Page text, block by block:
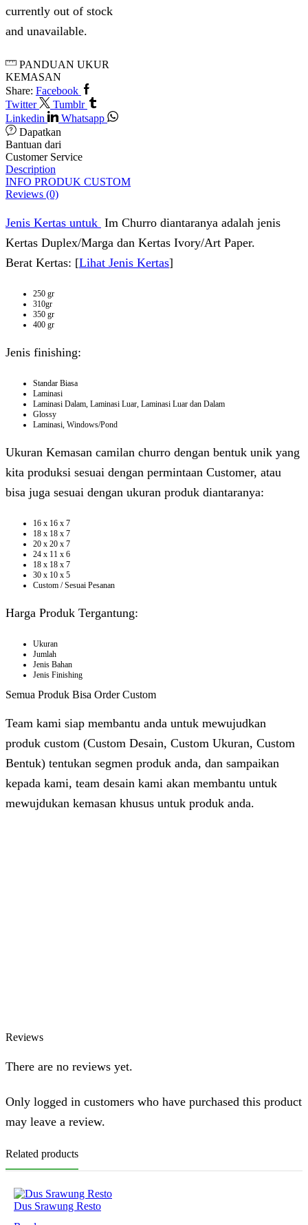
currently out of stock
and unavailable.
PANDUAN UKUR
KEMASAN
Share: Facebook
Twitter
Tumblr
Linkedin
Whatsapp
Dapatkan
Bantuan dari
Customer Service
Description
INFO PRODUK CUSTOM
Reviews (0)
Jenis Kertas untuk Im Churro diantaranya adalah jenis
Kertas Duplex/Marga dan Kertas Ivory/Art Paper.
Berat Kertas: [Lihat Jenis Kertas]
250 gr
310gr
350 gr
400 gr
Jenis finishing:
Standar Biasa
Laminasi
Laminasi Dalam, Laminasi Luar, Laminasi Luar dan Dalam
Glossy
Laminasi, Windows/Pond
Ukuran Kemasan camilan churro dengan bentuk unik yang
kita produksi sesuai dengan permintaan Customer, atau
bisa juga sesuai dengan ukuran produk diantaranya:
16 x 16 x 7
18 x 18 x 7
20 x 20 x 7
24 x 11 x 6
18 x 18 x 7
30 x 10 x 5
Custom / Sesuai Pesanan
Harga Produk Tergantung:
Ukuran
Jumlah
Jenis Bahan
Jenis Finishing
Semua Produk Bisa Order Custom
Team kami siap membantu anda untuk mewujudkan
produk custom (Custom Desain, Custom Ukuran, Custom
Bentuk) tentukan segmen produk anda, dan sampaikan
kepada kami, team desain kami akan membantu untuk
mewujdukan kemasan khusus untuk produk anda.
Reviews
There are no reviews yet.
Only logged in customers who have purchased this product
may leave a review.
Related products
Dus Srawung Resto